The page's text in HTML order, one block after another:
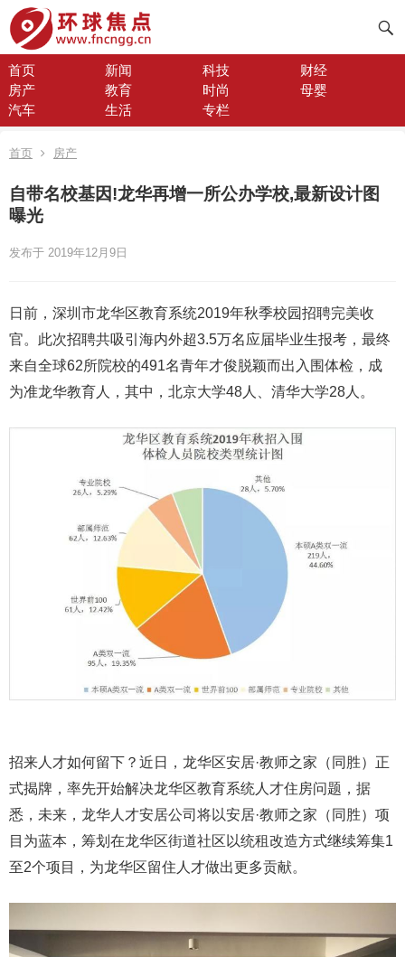
首页 新闻 科技
财经
房产
教育 时尚
母婴
汽车
生活 专栏
首页 房产
自带名校基因!龙华再增一所公办学校,最新设计图
曝光
发布于 2019年12月9日
日前，深圳市龙华区教育系统2019年秋季校园招聘完美收
官。此次招聘共吸引海内外超3.5万名应届毕业生报考，最终
来自全球62所院校的491名青年才俊脱颖而出入围体检，成
为准龙华教育人，其中，北京大学48人、清华大学28人。
招来人才如何留下？近日，龙华区安居·教师之家（同胜）正
式揭牌，率先开始解决龙华区教育系统人才住房问题，据
悉，未来，龙华人才安居公司将以安居·教师之家（同胜）项
目为蓝本，筹划在龙华区街道社区以统租改造方式继续筹集1
至2个项目，为龙华区留住人才做出更多贡献。